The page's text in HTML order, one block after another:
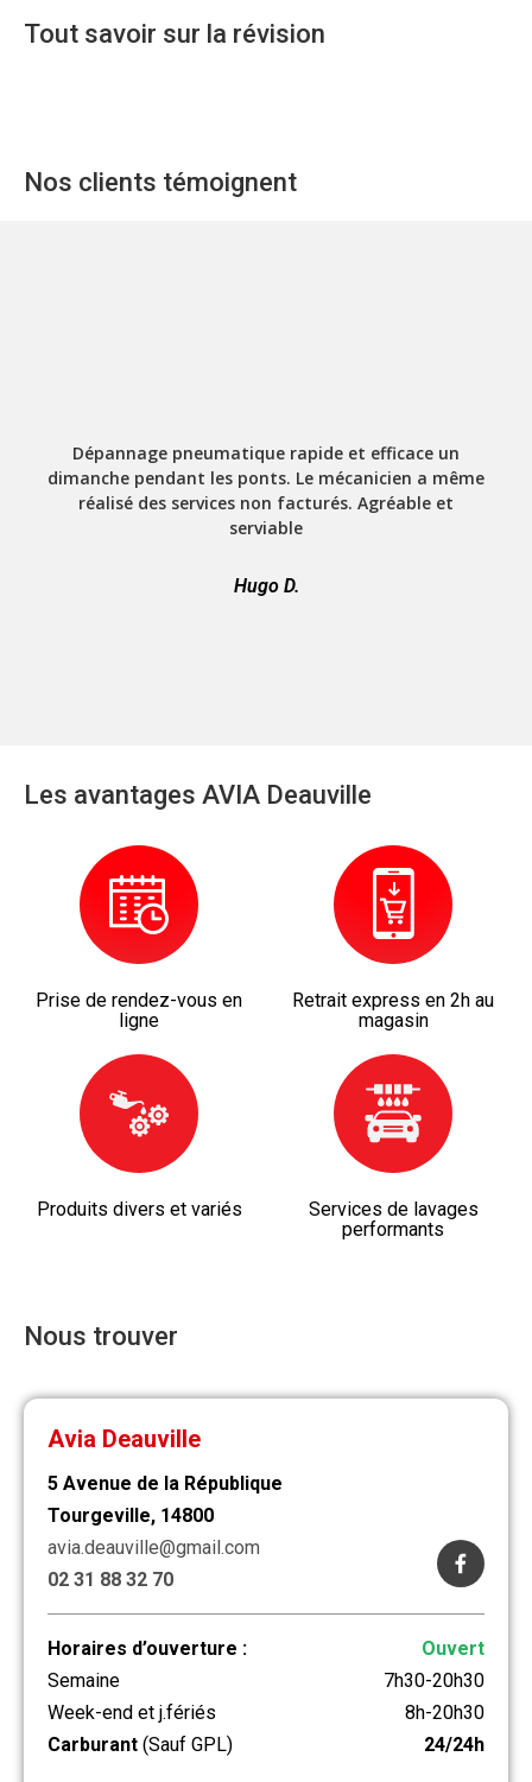
Tout savoir sur la révision
Nos clients témoignent
Dépannage pneumatique rapide et efficace un
dimanche pendant les ponts. Le mécanicien a même
réalisé des services non facturés. Agréable et
serviable
Hugo D.
Les avantages AVIA Deauville
Prise de rendez-vous en
ligne
Retrait express en 2h au
magasin
Produits divers et variés
Services de lavages
performants
Nous trouver
Avia Deauville
5 Avenue de la République
Tourgeville, 14800
avia.deauville@gmail.com
02 31 88 32 70
Horaires d’ouverture :
Semaine
Week-end et j.fériés
Carburant (Sauf GPL)
Ouvert
7h30-20h30
8h-20h30
24/24h